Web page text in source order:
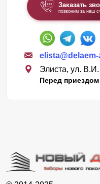
Заказать
позвоним за наш
Элиста, ул.
Перед